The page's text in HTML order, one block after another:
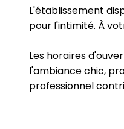
L'établissement
pour l'intimité. À
Les horaires
l'ambiance chic,
professionnel